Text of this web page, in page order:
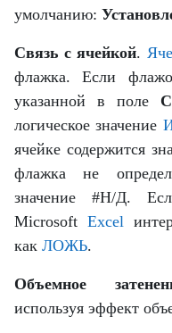
умолчанию:
Связь с ячейкой.
флажка. Если
указанной в поле
логическое значение
ячейке содержится
флажка не
значение #Н/Д.
Microsoft Excel
как ЛОЖЬ.
Объемное
используя эффект